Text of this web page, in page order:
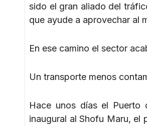
sido el gran aliado del
que ayude a aprovechar al
En ese camino el sector
Un transporte menos
Hace unos días el Puerto
inaugural al Shofu Maru, el